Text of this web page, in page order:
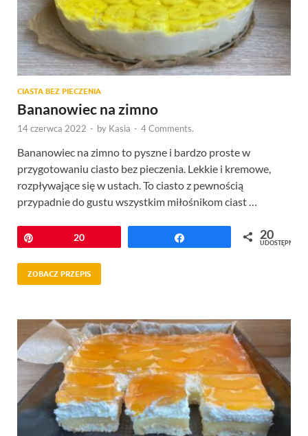
CIASTA BEZ PIECZENIA
Bananowiec na zimno
14 czerwca 2022 - by Kasia - 4 Comments.
Bananowiec na zimno to pyszne i bardzo proste w
przygotowaniu ciasto bez pieczenia. Lekkie i kremowe,
rozpływające się w ustach. To ciasto z pewnością
przypadnie do gustu wszystkim miłośnikom ciast …
Przypnij20 20
UDOSTĘPNIEŃ
ZOBACZ PRZEPIS